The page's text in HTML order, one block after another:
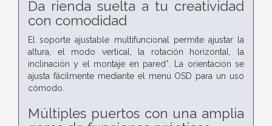
Da rienda suelta a tu creatividad
con comodidad
El soporte ajustable multifuncional permite ajustar la
altura, el modo vertical, la rotación horizontal, la
inclinación y el montaje en pared*. La orientación se
ajusta fácilmente mediante el menú OSD para un uso
cómodo.
Múltiples puertos con una amplia